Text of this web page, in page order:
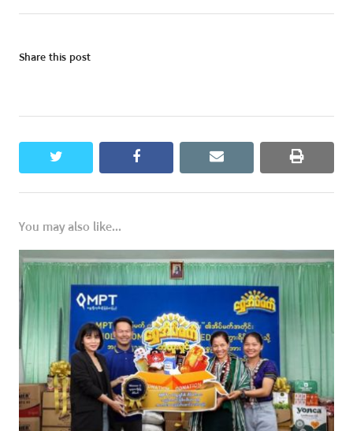
Share this post
twitter facebook email print
You may also like...